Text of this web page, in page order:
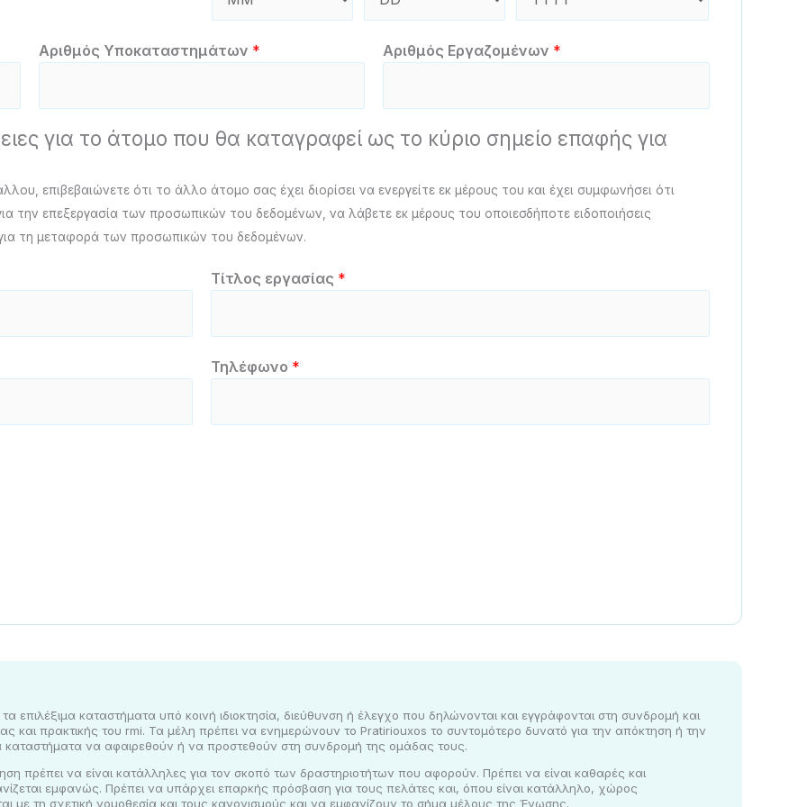
Αριθμός Υποκαταστημάτων * Αριθμός Εργαζομένων *
για το άτομο που θα καταγραφεί ως το κύριο σημείο επαφής για
επιβεβαιώνετε ότι το άλλο άτομο σας έχει διορίσει να ενεργείτε εκ μέρους του και έχει συμφωνήσει ότι
την επεξεργασία των προσωπικών του δεδομένων, να λάβετε εκ μέρους του οποιεσδήποτε ειδοποιήσεις
τη μεταφορά των προσωπικών του δεδομένων.
Τίτλος εργασίας *
Τηλέφωνο *
επιλέξιμα καταστήματα υπό κοινή ιδιοκτησία, διεύθυνση ή έλεγχο που δηλώνονται και εγγράφονται στη συνδρομή και
και πρακτικής του rmi. Τα μέλη πρέπει να ενημερώνουν το Pratiriouxos το συντομότερο δυνατό για την απόκτηση ή την
να αφαιρεθούν ή να προστεθούν στη συνδρομή της ομάδας τους.
πρέπει να είναι κατάλληλες για τον σκοπό των δραστηριοτήτων που αφορούν. Πρέπει να είναι καθαρές και
εμφανώς. Πρέπει να υπάρχει επαρκής πρόσβαση για τους πελάτες και, όπου είναι κατάλληλο, χώρος
με τη σχετική νομοθεσία και τους κανονισμούς και να εμφανίζουν το σήμα μέλους της Ένωσης.